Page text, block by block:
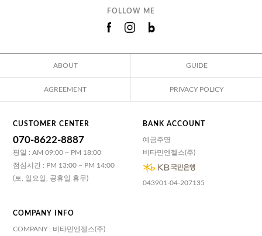
FOLLOW ME
ABOUT GUIDE
AGREEMENT PRIVACY POLICY
CUSTOMER CENTER
070-8622-8887
평일 : AM 09:00 ~ PM 18:00
점심시간 : PM 13:00 ~ PM 14:00
(토, 일요일, 공휴일 휴무)
BANK ACCOUNT
예금주명
비타민엔젤스(주)
043901-04-207135
COMPANY INFO
COMPANY : 비타민엔젤스(주)